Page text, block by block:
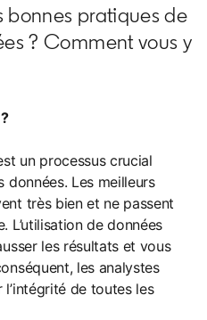
bonnes pratiques de
? Comment vous y
un processus crucial
Les meilleurs
très bien et ne passent
L’utilisation de données
les résultats et vous
les analystes
de toutes les